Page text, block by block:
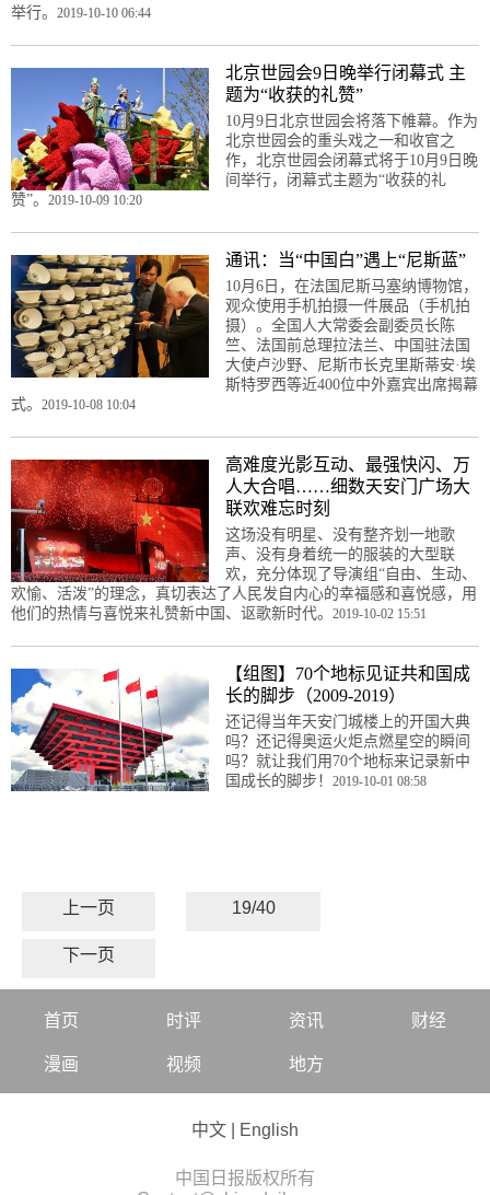
举行。 2019-10-10 06:44
北京世园会9日晚举行闭幕式 主
题为“收获的礼赞”
10月9日北京世园会将落下帷幕。作为
北京世园会的重头戏之一和收官之
作，北京世园会闭幕式将于10月9日晚
间举行，闭幕式主题为“收获的礼
赞”。 2019-10-09 10:20
通讯：当“中国白”遇上“尼斯蓝”
10月6日，在法国尼斯马塞纳博物馆，
观众使用手机拍摄一件展品（手机拍
摄）。全国人大常委会副委员长陈
竺、法国前总理拉法兰、中国驻法国
大使卢沙野、尼斯市长克里斯蒂安·埃
斯特罗西等近400位中外嘉宾出席揭幕
式。 2019-10-08 10:04
高难度光影互动、最强快闪、万
人大合唱……细数天安门广场大
联欢难忘时刻
这场没有明星、没有整齐划一地歌
声、没有身着统一的服装的大型联
欢，充分体现了导演组“自由、生动、
欢愉、活泼”的理念，真切表达了人民发自内心的幸福感和喜悦感，用
他们的热情与喜悦来礼赞新中国、讴歌新时代。 2019-10-02 15:51
【组图】70个地标见证共和国成
长的脚步（2009-2019）
还记得当年天安门城楼上的开国大典
吗？还记得奥运火炬点燃星空的瞬间
吗？就让我们用70个地标来记录新中
国成长的脚步！ 2019-10-01 08:58
上一页 19/40
下一页
首页 时评 资讯 财经
漫画 视频 地方
中文 English
中国日报版权所有